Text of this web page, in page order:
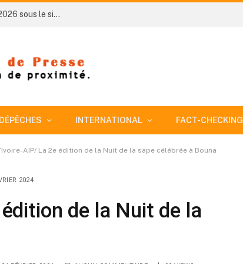
Côte d’Ivoire-AIP/ Bodokro célèbre l’indépendance 2026 sous le signe de l’excellence scolaire
DÉPÊCHES INTERNATIONAL FACT-CHECKING
AIP/ La 2e édition de la Nuit de la sape célébrée à Bouna
2024
de la Nuit de la